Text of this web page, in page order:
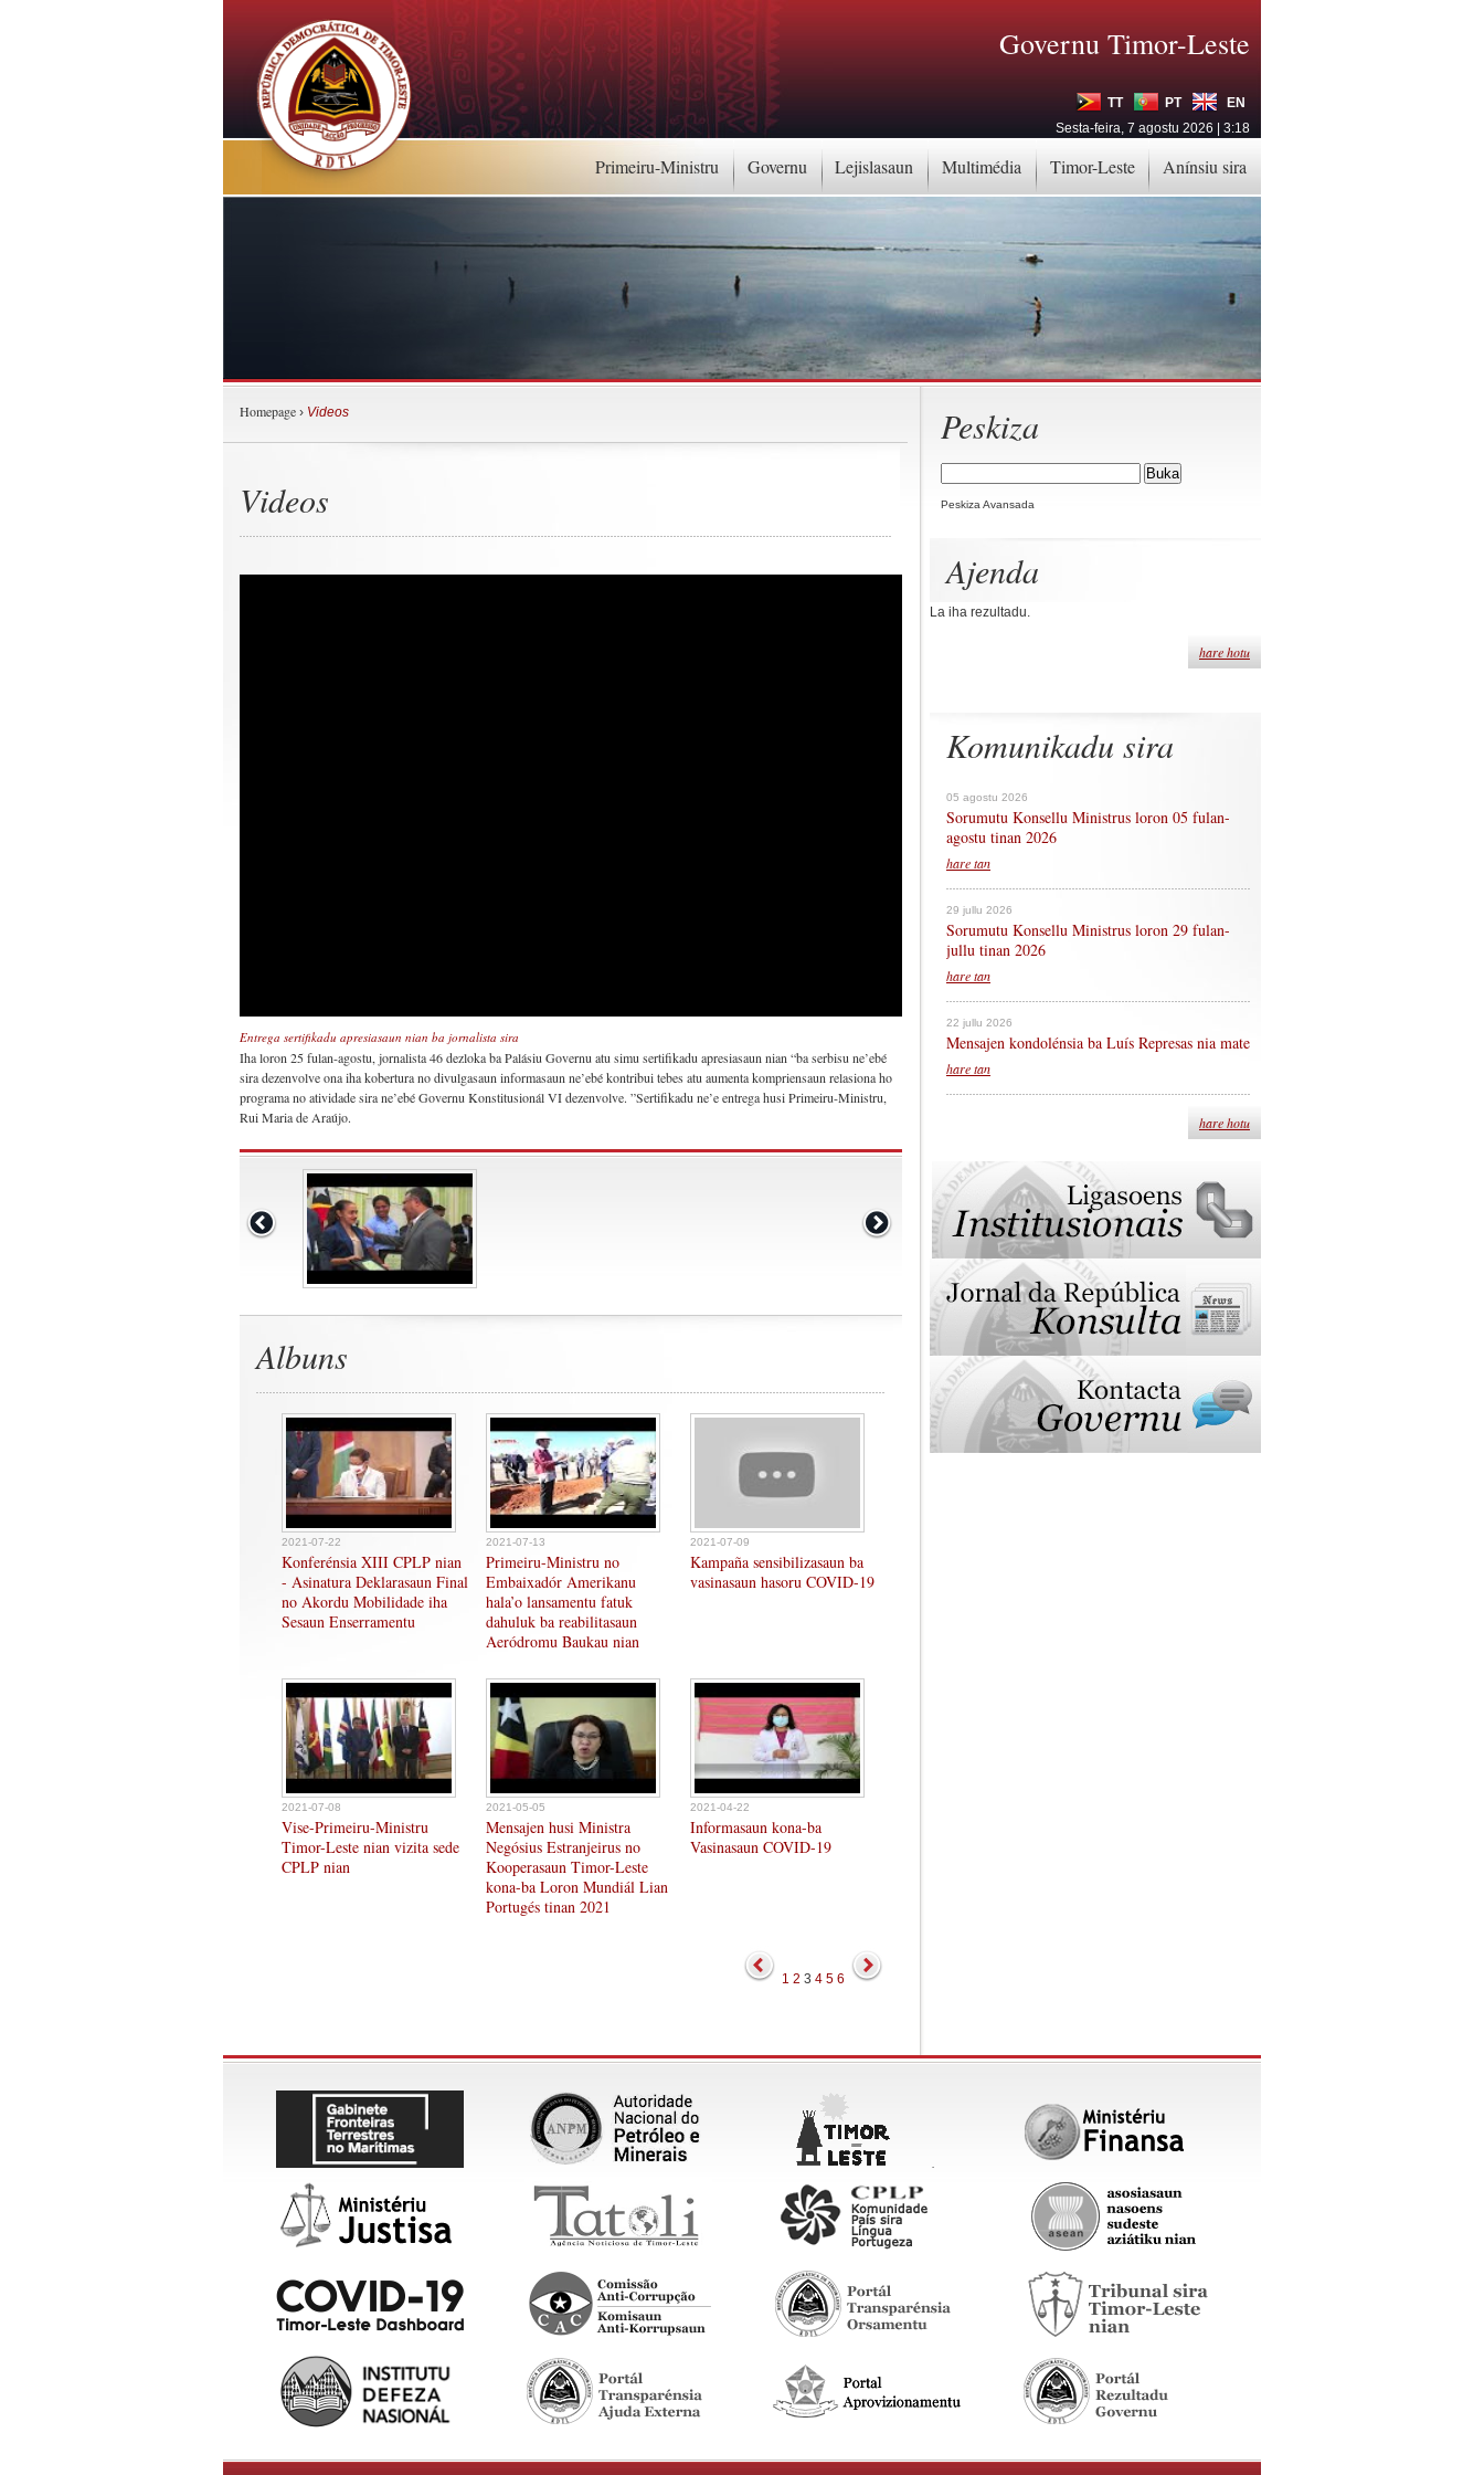
Primeiru-Ministru Governu Lejislasaun Multimédia Timor-Leste Anínsiu sira
Governu Timor-Leste
TT PT
EN
Sesta-feira, 7 agostu 2026 | 3:18
Peskiza
Peskiza Avansada
Ajenda
La iha rezultadu.
hare hotu
Komunikadu sira
05 agostu 2026
Sorumutu Konsellu Ministrus loron 05 fulan-
agostu tinan 2026
hare tan
29 jullu 2026
Sorumutu Konsellu Ministrus loron 29 fulan-
jullu tinan 2026
hare tan
22 jullu 2026
Mensajen kondolénsia ba Luís Represas nia mate
hare tan
hare hotu
Homepage › Videos
Videos
Entrega sertifikadu apresiasaun nian ba jornalista sira
Iha loron 25 fulan-agostu, jornalista 46 dezloka ba Palásiu Governu atu simu sertifikadu apresiasaun nian “ba serbisu ne’ebé
sira dezenvolve ona iha kobertura no divulgasaun informasaun ne’ebé kontribui tebes atu aumenta kompriensaun relasiona ho
programa no atividade sira ne’ebé Governu Konstitusionál VI dezenvolve. ”Sertifikadu ne’e entrega husi Primeiru-Ministru,
Rui Maria de Araújo.
Albuns
2021-07-22
Konferénsia XIII CPLP nian
- Asinatura Deklarasaun Final
no Akordu Mobilidade iha
Sesaun Enserramentu
2021-07-13
Primeiru-Ministru no
Embaixadór Amerikanu
hala’o lansamentu fatuk
dahuluk ba reabilitasaun
Aeródromu Baukau nian
2021-07-09
Kampaña sensibilizasaun ba
vasinasaun hasoru COVID-19
2021-07-08
Vise-Primeiru-Ministru
Timor-Leste nian vizita sede
CPLP nian
2021-05-05
Mensajen husi Ministra
Negósius Estranjeirus no
Kooperasaun Timor-Leste
kona-ba Loron Mundiál Lian
Portugés tinan 2021
2021-04-22
Informasaun kona-ba
Vasinasaun COVID-19
1 2 3 4 5 6